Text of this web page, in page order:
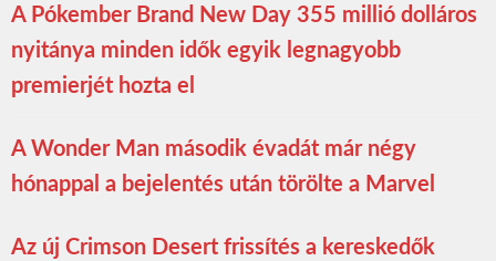
A Pókember Brand New Day 355 millió dolláros
nyitánya minden idők egyik legnagyobb
premierjét hozta el
A Wonder Man második évadát már négy
hónappal a bejelentés után törölte a Marvel
Az új Crimson Desert frissítés a kereskedők